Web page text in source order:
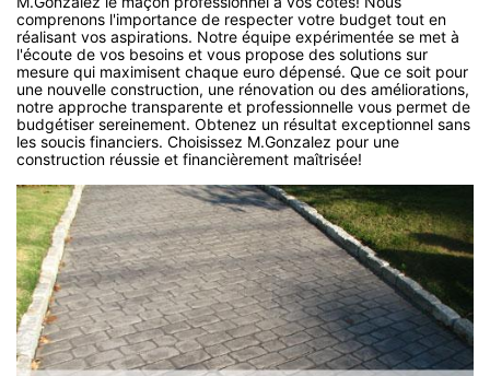
comprenons l'importance de respecter votre budget tout en
réalisant vos aspirations. Notre équipe expérimentée se met à
l'écoute de vos besoins et vous propose des solutions sur
mesure qui maximisent chaque euro dépensé. Que ce soit pour
une nouvelle construction, une rénovation ou des améliorations,
notre approche transparente et professionnelle vous permet de
budgétiser sereinement. Obtenez un résultat exceptionnel sans
les soucis financiers. Choisissez M.Gonzalez pour une
construction réussie et financièrement maîtrisée!